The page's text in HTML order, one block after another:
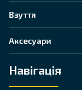
Взуття
Аксесуари
Навігація